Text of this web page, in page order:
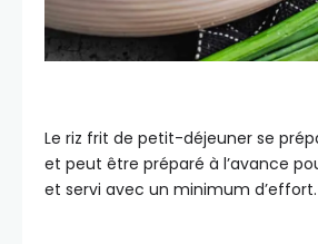
Le riz frit de petit-déjeuner se
et peut être préparé à l’avance
et servi avec un minimum d’effort.